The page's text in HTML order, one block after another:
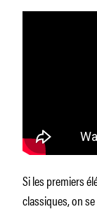
Si les premiers
classiques, on